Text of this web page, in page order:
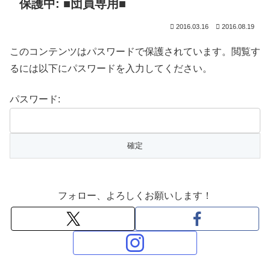
保護中: ■団員専用■
2016.03.16 2016.08.19
このコンテンツはパスワードで保護されています。閲覧す
るには以下にパスワードを入力してください。
パスワード:
フォロー、よろしくお願いします！